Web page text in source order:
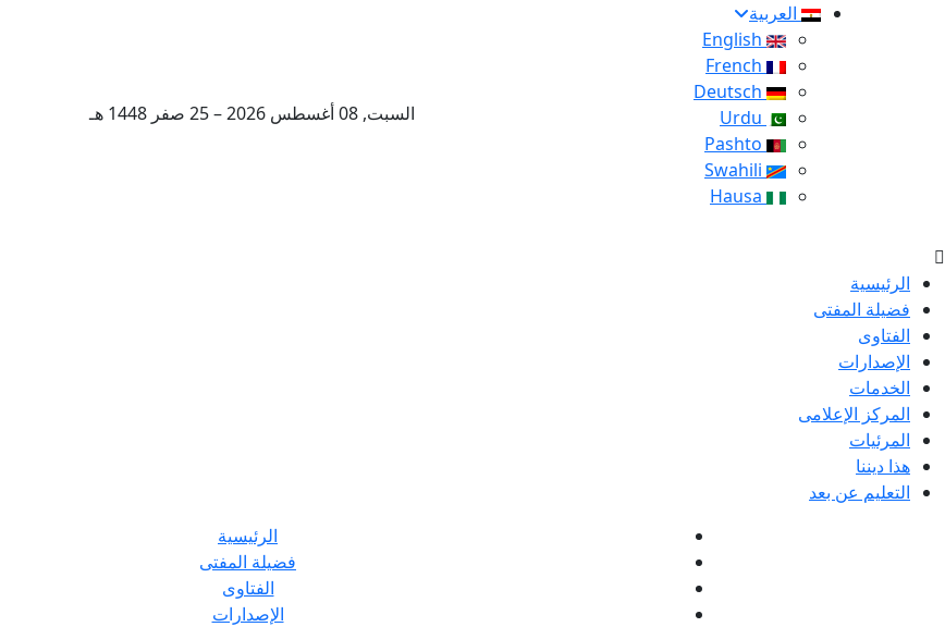
العربية
السبت, 08 أغسطس 2026 – 25 صفر 1448 هـ
الرئيسية
فضيلة المفتى
الفتاوى
الإصدارات
الخدمات
المركز الإعلامى
المرئيات
هذا ديننا
التعليم عن بعد
الرئيسية
فضيلة المفتى
الفتاوى
الإصدارات